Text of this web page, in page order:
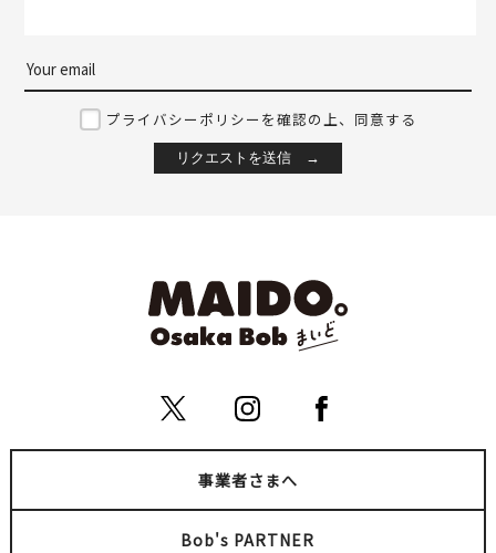
プライバシーポリシーを確認の上、同意する
事業者さまへ
Bob's PARTNER